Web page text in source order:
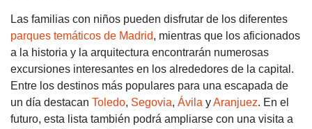
Las familias con niños pueden disfrutar de los diferentes
parques temáticos de Madrid, mientras que los aficionados
a la historia y la arquitectura encontrarán numerosas
excursiones interesantes en los alrededores de la capital.
Entre los destinos más populares para una escapada de
un día destacan Toledo, Segovia, Ávila yAranjuez. En el
futuro, esta lista también podrá ampliarse con una visita a